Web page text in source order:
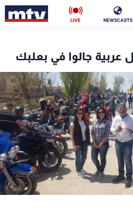
NEWSCASTS
LIVE
ناس
فن
رياضة